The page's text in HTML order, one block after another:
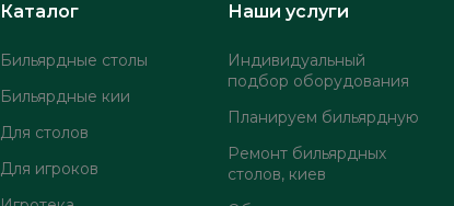
Каталог
Бильярдные столы
Бильярдные кии
Для столов
Для игроков
Наши услуги
Индивидуальный
подбор оборудования
Планируем бильярдную
Ремонт бильярдных
столов, киев